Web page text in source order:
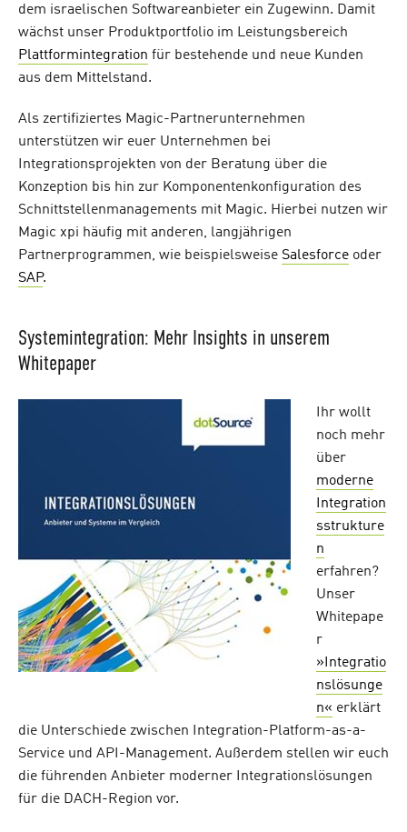
dem israelischen Softwareanbieter ein Zugewinn. Damit
wächst unser Produktportfolio im Leistungsbereich
Plattformintegration für bestehende und neue Kunden
aus dem Mittelstand.
Als zertifiziertes Magic-Partnerunternehmen
unterstützen wir euer Unternehmen bei
Integrationsprojekten von der Beratung über die
Konzeption bis hin zur Komponentenkonfiguration des
Schnittstellenmanagements mit Magic. Hierbei nutzen wir
Magic xpi häufig mit anderen, langjährigen
Partnerprogrammen, wie beispielsweise Salesforce oder
SAP.
Systemintegration: Mehr Insights in unserem
Whitepaper
Ihr wollt
noch mehr
über
moderne
Integration
sstrukture
n
erfahren?
Unser
Whitepape
r
»Integratio
nslösunge
n« erklärt
die Unterschiede zwischen Integration-Platform-as-a-
Service und API-Management. Außerdem stellen wir euch
die führenden Anbieter moderner Integrationslösungen
für die DACH-Region vor.